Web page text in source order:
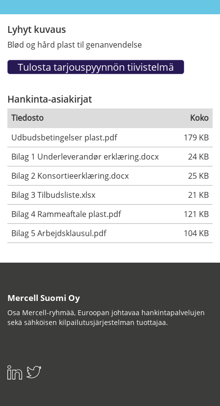
Lyhyt kuvaus
Blød og hård plast til genanvendelse
Hankinta-asiakirjat
Tiedosto
Koko
Udbudsbetingelser plast.pdf
179 KB
Bilag 1 Underleverandør erklæring.docx
24 KB
Bilag 2 Konsortieerklæring.docx
25 KB
Bilag 3 Tilbudsliste.xlsx
21 KB
Bilag 4 Rammeaftale plast.pdf
121 KB
Bilag 5 Arbejdsklausul.pdf
104 KB
Mercell Suomi Oy
Osa Mercell-ryhmää, Euroopan johtavaa hankintapalvelujen
sekä sähköisen kilpailutusjärjestelman tuottajaa.